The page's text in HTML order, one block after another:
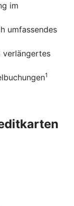
im
umfassendes
verlängertes
1